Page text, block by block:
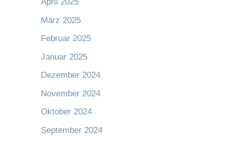
März 2025
Februar 2025
Januar 2025
Dezember 2024
November 2024
Oktober 2024
September 2024